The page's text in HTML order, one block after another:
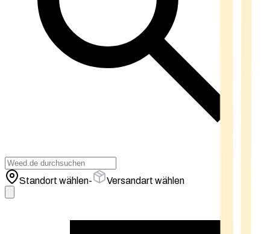
Standort wählen- Versandart wählen